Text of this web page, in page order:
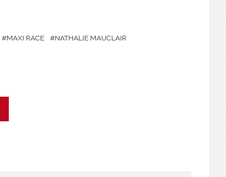
MAXI RACE
NATHALIE MAUCLAIR